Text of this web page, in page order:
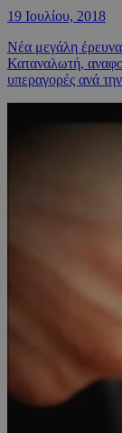
19 Ιουλίου, 2018
Νέα μεγάλη
Καταναλωτή,
υπεραγορές ανά